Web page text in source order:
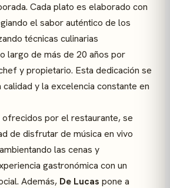
Cada plato es elaborado con
el sabor auténtico de los
técnicas culinarias
largo de más de 20 años por
y propietario. Esta dedicación se
calidad y la excelencia constante en
por el restaurante, se
de disfrutar de música en vivo
las cenas y
gastronómica con un
Además, De Lucas pone a